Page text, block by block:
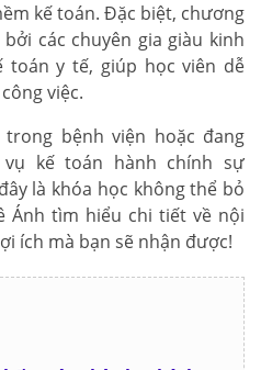
kế toán. Đặc biệt, chương
các chuyên gia giàu kinh
toán y tế, giúp học viên dễ
việc.
bệnh viện hoặc đang
kế toán hành chính sự
là khóa học không thể bỏ
Ánh tìm hiểu chi tiết về nội
ích mà bạn sẽ nhận được!